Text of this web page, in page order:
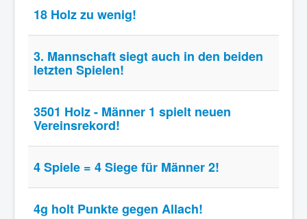
Wir über uns
Intern
Archiv
18 Holz zu wenig!
3. Mannschaft siegt auch in den beiden
letzten Spielen!
3501 Holz - Männer 1 spielt neuen
Vereinsrekord!
4 Spiele = 4 Siege für Männer 2!
4g holt Punkte gegen Allach!